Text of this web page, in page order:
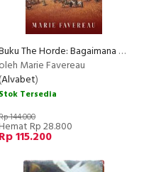
Buku The Horde: Bagaimana Sebuah Gerombolan Pengembara Mengubah Sejarah Dunia
oleh Marie Favereau
(Alvabet)
Stok Tersedia
144.000
Rp 28.800
Rp 115.200